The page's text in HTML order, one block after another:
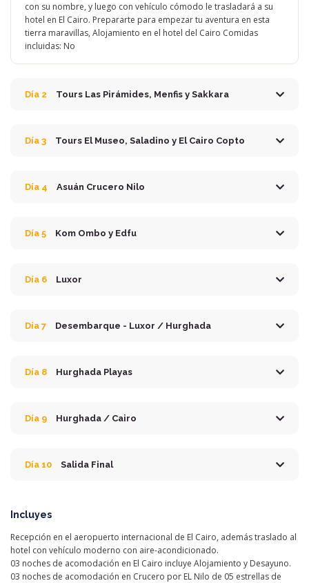
con su nombre, y luego con vehículo cómodo le trasladará a su
hotel en El Cairo. Prepararte para empezar tu aventura en esta
tierra maravillas, Alojamiento en el hotel del Cairo Comidas
incluidas: No
Día 2 Tours Las Pirámides, Menfis y Sakkara
Día 3 Tours El Museo, Saladino y El Cairo Copto
Día 4 Asuán Crucero Nilo
Día 5 Kom Ombo y Edfu
Día 6 Luxor
Día 7 Desembarque - Luxor / Hurghada
Día 8 Hurghada Playas
Día 9 Hurghada / Cairo
Día 10 Salida Final
Incluyes
Recepción en el aeropuerto internacional de El Cairo, además traslado al
hotel con vehículo moderno con aire-acondicionado.
03 noches de acomodación en El Cairo incluye Alojamiento y Desayuno.
03 noches de acomodación en Crucero por EL Nilo de 05 estrellas de